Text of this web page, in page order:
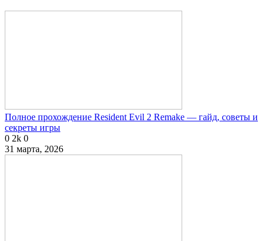
Полное прохождение Resident Evil 2 Remake — гайд, советы и
секреты игры
0 2k 0
31 марта, 2026